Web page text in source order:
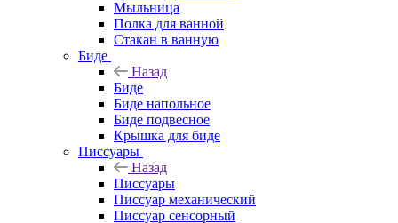
Мыльница
Полка для ванной
Стакан в ванную
Биде
Назад
Биде
Биде напольное
Биде подвесное
Крышка для биде
Писсуары
Назад
Писсуары
Писсуар механический
Писсуар сенсорный